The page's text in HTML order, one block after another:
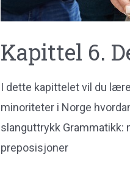
Kapittel 6.
I dette kapittelet vil du
minoriteter i Norge
slanguttrykk Grammatikk:
preposisjoner